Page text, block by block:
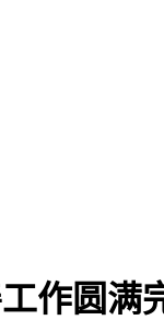
作圆满